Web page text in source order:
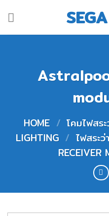
to
HOME / โคมไฟสร
LIGHTING / ไฟสระ
RECEIVER